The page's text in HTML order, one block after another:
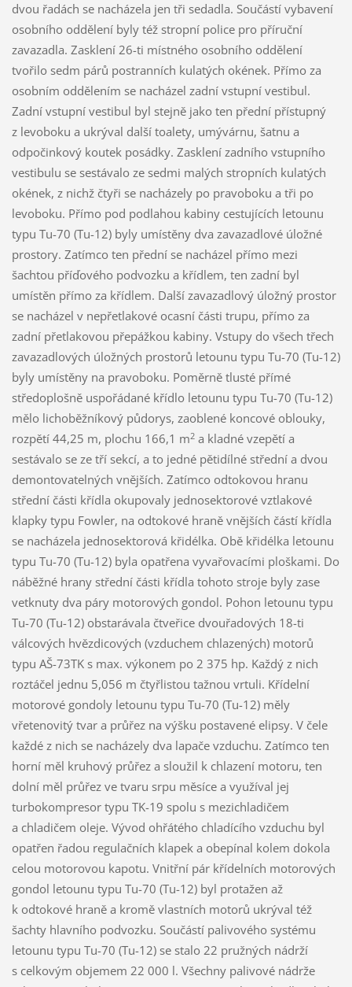
dvou řadách se nacházela jen tři sedadla. Součástí vybavení
osobního oddělení byly též stropní police pro příruční
zavazadla. Zasklení 26-ti místného osobního oddělení
tvořilo sedm párů postranních kulatých okének. Přímo za
osobním oddělením se nacházel zadní vstupní vestibul.
Zadní vstupní vestibul byl stejně jako ten přední přístupný
z levoboku a ukrýval další toalety, umývárnu, šatnu a
odpočinkový koutek posádky. Zasklení zadního vstupního
vestibulu se sestávalo ze sedmi malých stropních kulatých
okének, z nichž čtyři se nacházely po pravoboku a tři po
levoboku. Přímo pod podlahou kabiny cestujících letounu
typu Tu-70 (Tu-12) byly umístěny dva zavazadlové úložné
prostory. Zatímco ten přední se nacházel přímo mezi
šachtou příďového podvozku a křídlem, ten zadní byl
umístěn přímo za křídlem. Další zavazadlový úložný prostor
se nacházel v nepřetlakové ocasní části trupu, přímo za
zadní přetlakovou přepážkou kabiny. Vstupy do všech třech
zavazadlových úložných prostorů letounu typu Tu-70 (Tu-12)
byly umístěny na pravoboku. Poměrně tlusté přímé
středoplošně uspořádané křídlo letounu typu Tu-70 (Tu-12)
mělo lichoběžníkový půdorys, zaoblené koncové oblouky,
rozpětí 44,25 m, plochu 166,1 m2a kladné vzepětí a
sestávalo se ze tří sekcí, a to jedné pětidílné střední a dvou
demontovatelných vnějších. Zatímco odtokovou hranu
střední části křídla okupovaly jednosektorové vztlakové
klapky typu Fowler, na odtokové hraně vnějších částí křídla
se nacházela jednosektorová křidélka. Obě křidélka letounu
typu Tu-70 (Tu-12) byla opatřena vyvařovacími ploškami. Do
náběžné hrany střední části křídla tohoto stroje byly zase
vetknuty dva páry motorových gondol. Pohon letounu typu
Tu-70 (Tu-12) obstarávala čtveřice dvouřadových 18-ti
válcových hvězdicových (vzduchem chlazených) motorů
typu AŠ-73TK s max. výkonem po 2 375 hp. Každý z nich
roztáčel jednu 5,056 m čtyřlistou tažnou vrtuli. Křídelní
motorové gondoly letounu typu Tu-70 (Tu-12) měly
vřetenovitý tvar a průřez na výšku postavené elipsy. V čele
každé z nich se nacházely dva lapače vzduchu. Zatímco ten
horní měl kruhový průřez a sloužil k chlazení motoru, ten
dolní měl průřez ve tvaru srpu měsíce a využíval jej
turbokompresor typu TK-19 spolu s mezichladičem
a chladičem oleje. Vývod ohřátého chladícího vzduchu byl
opatřen řadou regulačních klapek a obepínal kolem dokola
celou motorovou kapotu. Vnitřní pár křídelních motorových
gondol letounu typu Tu-70 (Tu-12) byl protažen až
k odtokové hraně a kromě vlastních motorů ukrýval též
šachty hlavního podvozku. Součástí palivového systému
letounu typu Tu-70 (Tu-12) se stalo 22 pružných nádrží
s celkovým objemem 22 000 l. Všechny palivové nádrže